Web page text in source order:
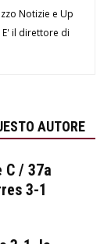
Notizie e Up
il direttore di
AUTORE
C / 37a
3-1